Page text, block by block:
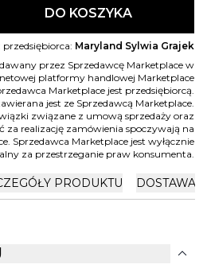
DO KOSZYKA
przedsiębiorca: Maryland Sylwia Grajek
przez Sprzedawcę Marketplace w
platformy handlowej Marketplace
Marketplace jest przedsiębiorcą.
jest ze Sprzedawcą Marketplace.
związane z umową sprzedaży oraz
za realizację zamówienia spoczywają na
Sprzedawca Marketplace jest wyłącznie
za przestrzeganie praw konsumenta.
PRODUKTU DOSTAWA
expand_more